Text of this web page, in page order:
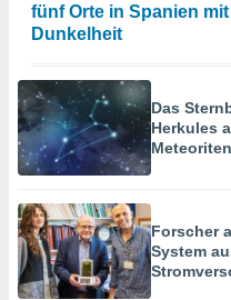
fünf Orte in Spanien
Dunkelheit
Das
Herkules
Forscher
System